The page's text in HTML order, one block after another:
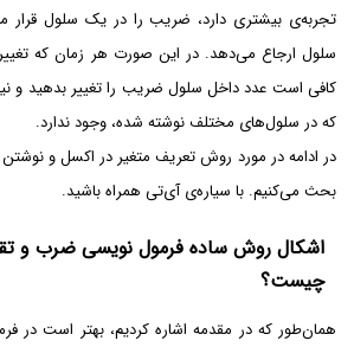
تجربه‌ی بیشتری دارد، ضریب را در یک سلول قرار
سلول ارجاع می‌دهد. در این صورت هر زمان که
کافی است عدد داخل سلول ضریب را تغییر بدهید و
که در سلول‌های مختلف نوشته شده، وجود ندارد.
در ادامه در مورد روش تعریف متغیر در اکسل و
بحث می‌کنیم. با سیاره‌ی آی‌تی همراه باشید.
اشکال روش ساده فرمول نویسی ضرب و
چیست؟
همان‌طور که در مقدمه اشاره کردیم، بهتر است در